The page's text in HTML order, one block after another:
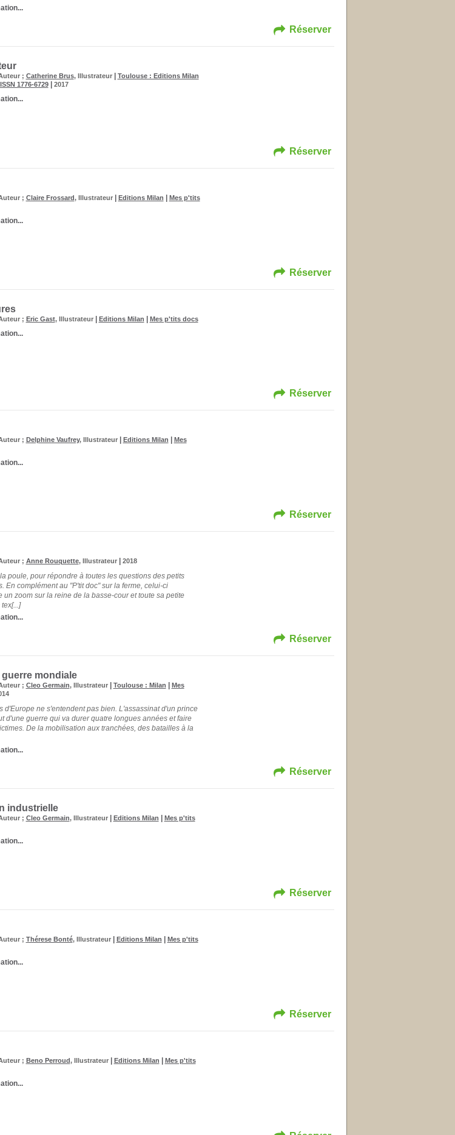
Réserver
; Catherine Brus, Illustrateur Toulouse : Editions Milan
1776-6729| 2017
Réserver
; Claire Frossard, Illustrateur | Editions Milan | Mes p'tits
Réserver
; Eric Gast, Illustrateur Editions Milan Mes p'tits docs
Réserver
; Delphine Vaufrey, Illustrateur Editions Milan
Mes
Réserver
; Anne Rouquette, Illustrateur 2018
poule, pour répondre à toutes les questions des petits
En complément au "P'tit doc" sur la ferme, celui-ci
un zoom sur la reine de la basse-cour et toute sa petite
Réserver
guerre mondiale
; Cleo Germain, Illustrateur Toulouse : Milan
Mes
d'Europe ne s'entendent pas bien. L'assassinat d'un prince
d'une guerre qui va durer quatre longues années et faire
De la mobilisation aux tranchées, des batailles à la
Réserver
industrielle
; Cleo Germain, Illustrateur Editions Milan
Mes p'tits
Réserver
; Thérese Bonté, Illustrateur Editions Milan
Mes p'tits
Réserver
; Beno Perroud, Illustrateur Editions Milan
Mes p'tits